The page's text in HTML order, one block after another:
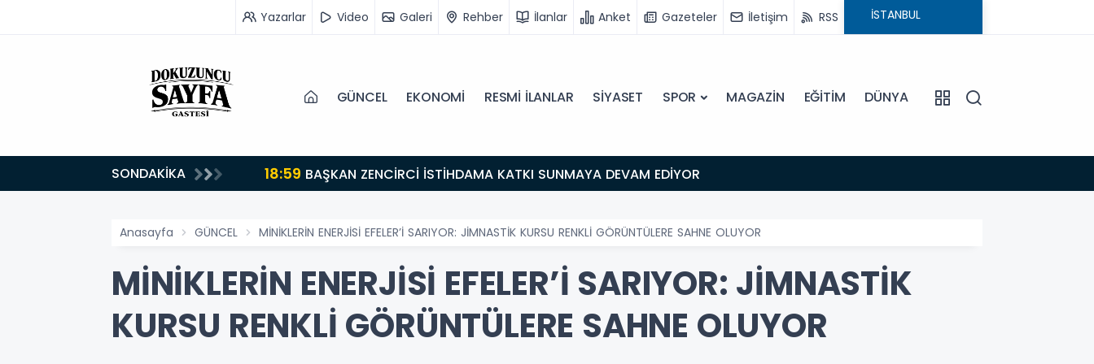
Yazarlar Video Galeri Rehber İlanlar Anket Gazeteler İletişim RSS
GÜNCEL EKONOMİ RESMİ İLANLAR SİYASET SPOR MAGAZİN EĞİTİM DÜNYA
SONDAKİKA 18:59 BAŞKAN ZENCİRCİ İSTİHDAMA KATKI SUNMAYA DEVAM EDİYOR
Anasayfa GÜNCEL MİNİKLERİN ENERJİSİ EFELER’İ SARIYOR: JİMNASTİK KURSU RENKLİ GÖRÜNTÜLERE SAHNE OLUYOR
MİNİKLERİN ENERJİSİ EFELER’İ SARIYOR: JİMNASTİK
KURSU RENKLİ GÖRÜNTÜLERE SAHNE OLUYOR